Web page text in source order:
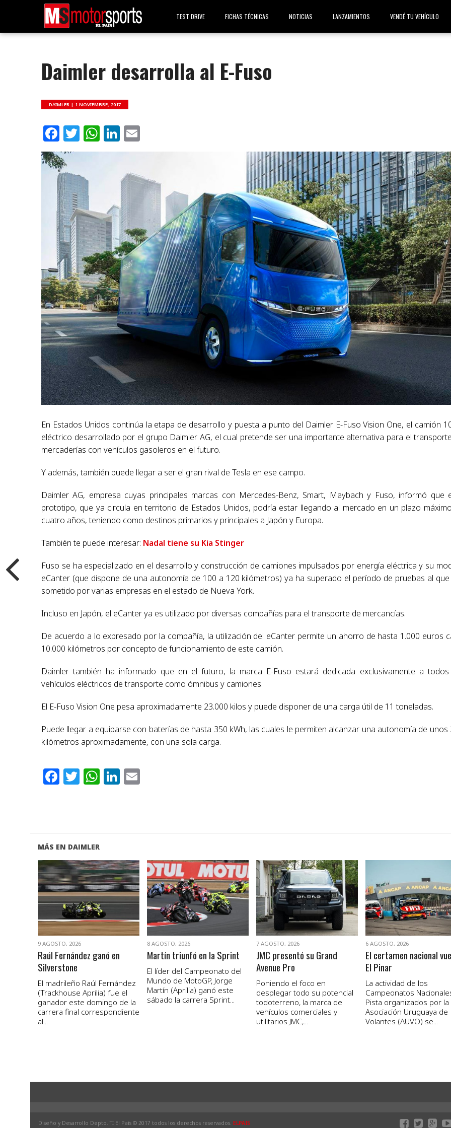
TEST DRIVE FICHAS TÉCNICAS NOTICIAS LANZAMIENTOS VENDÉ TU VEHÍCULO
Daimler desarrolla al E-Fuso
DAIMLER | 1 NOVIEMBRE, 2017
Facebook
Twitter
WhatsApp
LinkedIn
En Estados Unidos continúa la etapa de desarrollo y puesta a punto del Daimler E-Fuso Vision One, el camión
eléctrico desarrollado por el grupo Daimler AG, el cual pretende ser una importante alternativa para el
mercaderías con vehículos gasoleros en el futuro.
Y además, también puede llegar a ser el gran rival de Tesla en ese campo.
Daimler AG, empresa cuyas principales marcas con Mercedes-Benz, Smart, Maybach y Fuso, informó que
prototipo, que ya circula en territorio de Estados Unidos, podría estar llegando al mercado en un plazo
cuatro años, teniendo como destinos primarios y principales a Japón y Europa.
También te puede interesar: Nadal tiene su Kia Stinger
Fuso se ha especializado en el desarrollo y construcción de camiones impulsados por energía eléctrica y su
eCanter (que dispone de una autonomía de 100 a 120 kilómetros) ya ha superado el período de pruebas al
sometido por varias empresas en el estado de Nueva York.
Incluso en Japón, el eCanter ya es utilizado por diversas compañías para el transporte de mercancías.
De acuerdo a lo expresado por la compañía, la utilización del eCanter permite un ahorro de hasta 1.000 euros
10.000 kilómetros por concepto de funcionamiento de este camión.
Daimler también ha informado que en el futuro, la marca E-Fuso estará dedicada exclusivamente a
vehículos eléctricos de transporte como ómnibus y camiones.
El E-Fuso Vision One pesa aproximadamente 23.000 kilos y puede disponer de una carga útil de 11 toneladas.
Puede llegar a equiparse con baterías de hasta 350 kWh, las cuales le permiten alcanzar una autonomía de unos
kilómetros aproximadamente, con una sola carga.
Facebook
Twitter
WhatsApp
LinkedIn
MÁS EN DAIMLER
VER NOTA
9 AGOSTO, 2026
Raúl Fernández ganó en
Silverstone
El madrileño Raúl Fernández
(Trackhouse Aprilia) fue el
ganador este domingo de la
carrera final correspondiente
al...
VER NOTA
8 AGOSTO, 2026
Martín triunfó en la Sprint
El líder del Campeonato del
Mundo de MotoGP, Jorge
Martín (Aprilia) ganó este
sábado la carrera Sprint...
VER NOTA
7 AGOSTO, 2026
JMC presentó su Grand
Avenue Pro
Poniendo el foco en
desplegar todo su potencial
todoterreno, la marca de
vehículos comerciales y
utilitarios JMC,...
VER NOTA
6 AGOSTO, 2026
El certamen nacional
El Pinar
La actividad de los
Campeonatos
Pista organizados por la
Asociación Uruguaya de
Volantes (AUVO) se...
Diseño y Desarrollo Depto. TI El País © 2017 todos los derechos reservados. ELPAIS